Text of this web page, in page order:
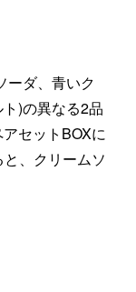
ーダ、青いク
)の異なる2品
セットBOXに
、クリームソ